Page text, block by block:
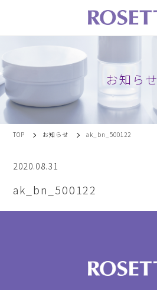
お知らせ
TOP お知らせ ak_bn_500122
2020.08.31
ak_bn_500122